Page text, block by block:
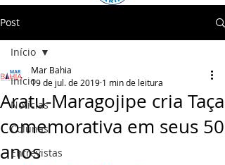
Post
Início
Notícias
Colunas
Entrevistas
Início
Aratu-Maragojipe cria Taça
comemorativa em seus 50
anos
Mar Bahia
19 de jul. de 2019 1 min de leitura